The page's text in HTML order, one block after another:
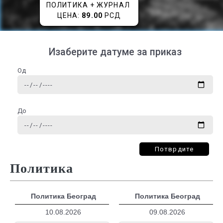
ПОЛИТИКА + ЖУРНАЛ
ЦЕНА: 89.00 РСД
Изаберите датуме за приказ
Од
До
Потврдите
Политика
Политика Београд
10.08.2026
Политика Београд
09.08.2026